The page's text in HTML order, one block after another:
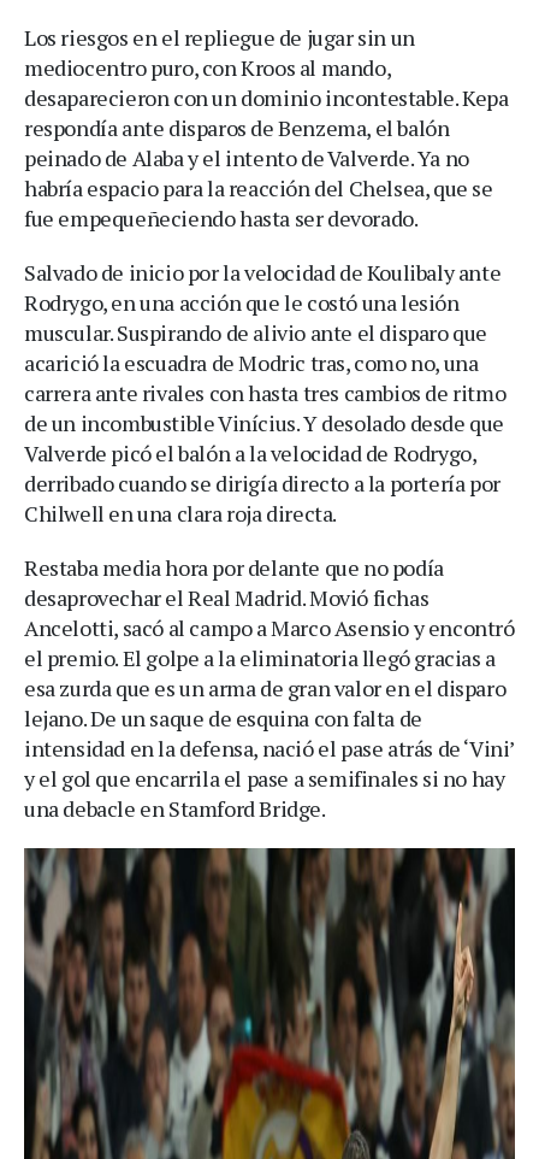
Los riesgos en el repliegue de jugar sin un
mediocentro puro, con Kroos al mando,
desaparecieron con un dominio incontestable. Kepa
respondía ante disparos de Benzema, el balón
peinado de Alaba y el intento de Valverde. Ya no
habría espacio para la reacción del Chelsea, que se
fue empequeñeciendo hasta ser devorado.
Salvado de inicio por la velocidad de Koulibaly ante
Rodrygo, en una acción que le costó una lesión
muscular. Suspirando de alivio ante el disparo que
acarició la escuadra de Modric tras, como no, una
carrera ante rivales con hasta tres cambios de ritmo
de un incombustible Vinícius. Y desolado desde que
Valverde picó el balón a la velocidad de Rodrygo,
derribado cuando se dirigía directo a la portería por
Chilwell en una clara roja directa.
Restaba media hora por delante que no podía
desaprovechar el Real Madrid. Movió fichas
Ancelotti, sacó al campo a Marco Asensio y encontró
el premio. El golpe a la eliminatoria llegó gracias a
esa zurda que es un arma de gran valor en el disparo
lejano. De un saque de esquina con falta de
intensidad en la defensa, nació el pase atrás de ‘Vini’
y el gol que encarrila el pase a semifinales si no hay
una debacle en Stamford Bridge.